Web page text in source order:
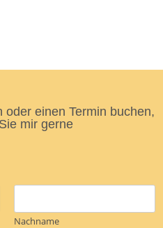
einen Termin buchen,
mir gerne
Nachname